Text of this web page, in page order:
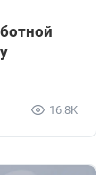
16.8K